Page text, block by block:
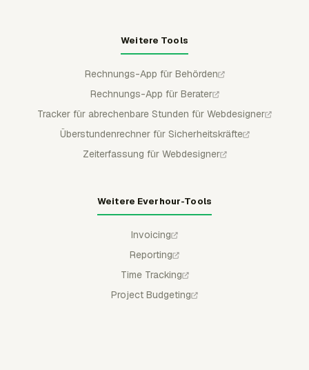
Weitere Tools
Rechnungs-App für Behörden
Rechnungs-App für Berater
Tracker für abrechenbare Stunden für Webdesigner
Überstundenrechner für Sicherheitskräfte
Zeiterfassung für Webdesigner
Weitere Everhour-Tools
Invoicing
Reporting
Time Tracking
Project Budgeting